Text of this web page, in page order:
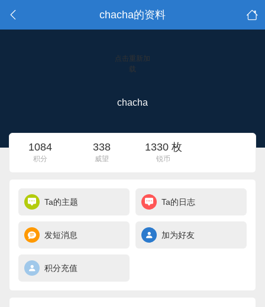
chacha的资料
点击重新加
载
chacha
1084
积分
338
威望
1330 枚
锐币
Ta的主题 Ta的日志
发短消息 加为好友
积分充值